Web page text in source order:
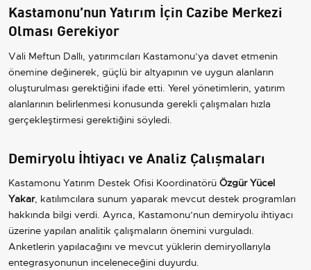
Kastamonu’nun Yatırım İçin Cazibe Merkezi
Olması Gerekiyor
Vali Meftun Dallı, yatırımcıları Kastamonu’ya davet etmenin
önemine değinerek, güçlü bir altyapının ve uygun alanların
oluşturulması gerektiğini ifade etti. Yerel yönetimlerin, yatırım
alanlarının belirlenmesi konusunda gerekli çalışmaları hızla
gerçekleştirmesi gerektiğini söyledi.
Demiryolu İhtiyacı ve Analiz Çalışmaları
Kastamonu Yatırım Destek Ofisi Koordinatörü Özgür Yücel
Yakar, katılımcılara sunum yaparak mevcut destek programları
hakkında bilgi verdi. Ayrıca, Kastamonu’nun demiryolu ihtiyacı
üzerine yapılan analitik çalışmaların önemini vurguladı.
Anketlerin yapılacağını ve mevcut yüklerin demiryollarıyla
entegrasyonunun inceleneceğini duyurdu.